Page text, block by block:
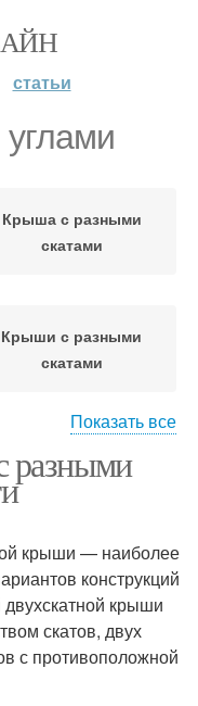
статьи
Крыша с разными
скатами
Крыши с разными
скатами
Двускатная крыша
со смещенным
коньком
Показать все
разными
крыши — наиболее
конструкций
крыши
скатов, двух
с противоположной